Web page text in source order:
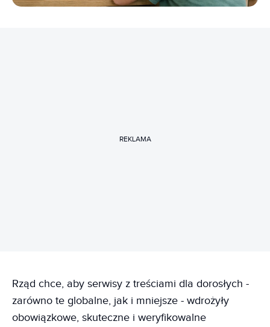
REKLAMA
Rząd chce, aby serwisy z treściami dla dorosłych -
zarówno te globalne, jak i mniejsze - wdrożyły
obowiązkowe, skuteczne i weryfikowalne